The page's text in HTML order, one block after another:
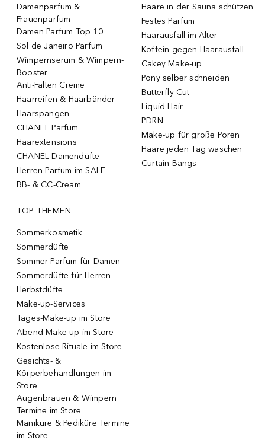
Damenparfum &
Frauenparfum
Damen Parfum Top 10
Sol de Janeiro Parfum
Wimpernserum & Wimpern-
Booster
Anti-Falten Creme
Haarreifen & Haarbänder
Haarspangen
CHANEL Parfum
Haarextensions
CHANEL Damendüfte
Herren Parfum im SALE
BB- & CC-Cream
Haare in der Sauna schützen
Festes Parfum
Haarausfall im Alter
Koffein gegen Haarausfall
Cakey Make-up
Pony selber schneiden
Butterfly Cut
Liquid Hair
PDRN
Make-up für große Poren
Haare jeden Tag waschen
Curtain Bangs
TOP THEMEN
Sommerkosmetik
Sommerdüfte
Sommer Parfum für Damen
Sommerdüfte für Herren
Herbstdüfte
Make-up-Services
Tages-Make-up im Store
Abend-Make-up im Store
Kostenlose Rituale im Store
Gesichts- &
Körperbehandlungen im
Store
Augenbrauen & Wimpern
Termine im Store
Maniküre & Pediküre Termine
im Store